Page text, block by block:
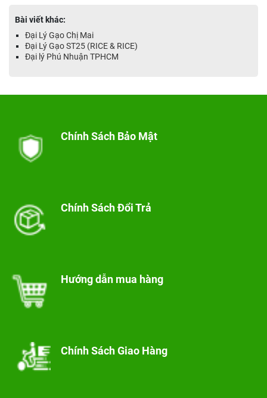
Bài viết khác:
Đại Lý Gạo Chị Mai
Đại Lý Gạo ST25 (RICE & RICE)
Đại lý Phú Nhuận TPHCM
Chính Sách Bảo Mật
Chính Sách Đổi Trả
Hướng dẫn mua hàng
Chính Sách Giao Hàng